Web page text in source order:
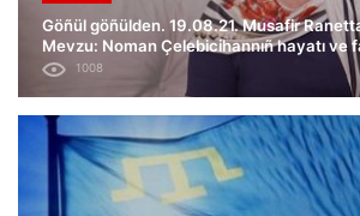
Göñül göñülden. 19.08.21. Musafir
Mevzu: Noman Çelebicihannıñ hayatı ve
1008